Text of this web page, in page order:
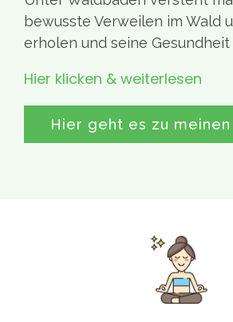
bewusste Verweilen im Wald
erholen und seine Gesundheit
Hier klicken & weiterlesen
Hier geht es zu meinen